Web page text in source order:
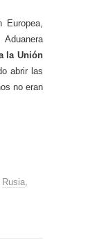
Europea,
la Unión
abrir las
no eran
Rusia,